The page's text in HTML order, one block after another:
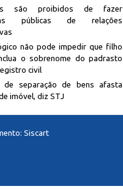
são proibidos de fazer
públicas de relações
não pode impedir que filho
o sobrenome do padrasto
civil
de separação de bens afasta
imóvel, diz STJ
Siscart